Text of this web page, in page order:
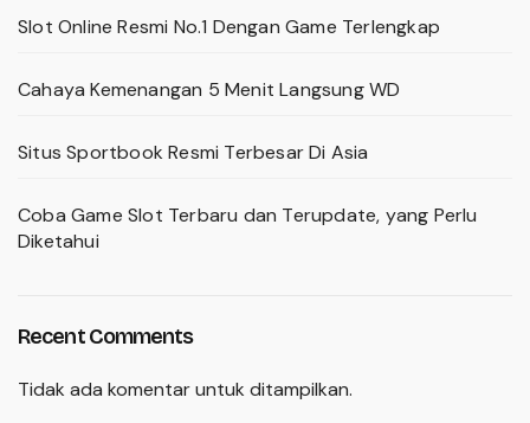
Slot Online Resmi No.1 Dengan Game Terlengkap
Cahaya Kemenangan 5 Menit Langsung WD
Situs Sportbook Resmi Terbesar Di Asia
Coba Game Slot Terbaru dan Terupdate, yang Perlu
Diketahui
Recent Comments
Tidak ada komentar untuk ditampilkan.